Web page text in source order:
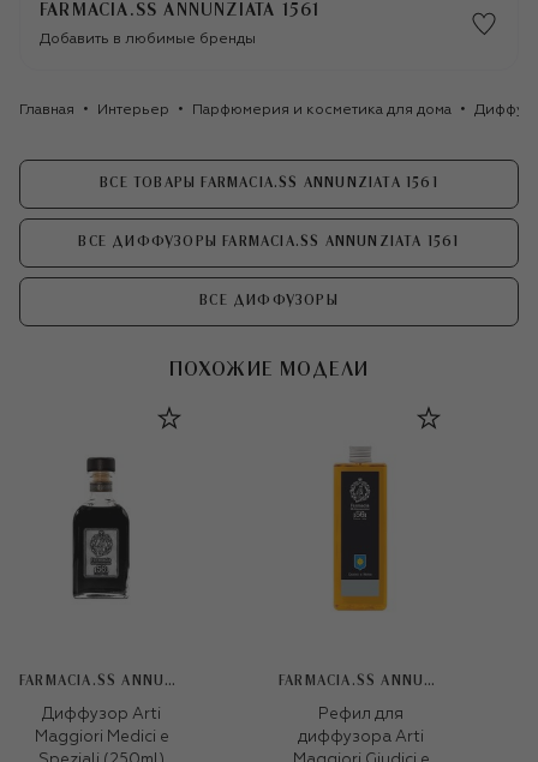
FARMACIA.SS ANNUNZIATA 1561
Добавить в любимые бренды
Главная Интерьер Парфюмерия и косметика для дома
ВСЕ ТОВАРЫ FARMACIA.SS ANNUNZIATA 1561
ВСЕ ДИФФУЗОРЫ FARMACIA.SS ANNUNZIATA 1561
ВСЕ ДИФФУЗОРЫ
ПОХОЖИЕ МОДЕЛИ
FARMACIA.SS ANNUNZIATA 1561
Диффузор Arti
Maggiori Medici e
FARMACIA.SS ANNUNZIATA 1561
Рефил для
диффузора Arti